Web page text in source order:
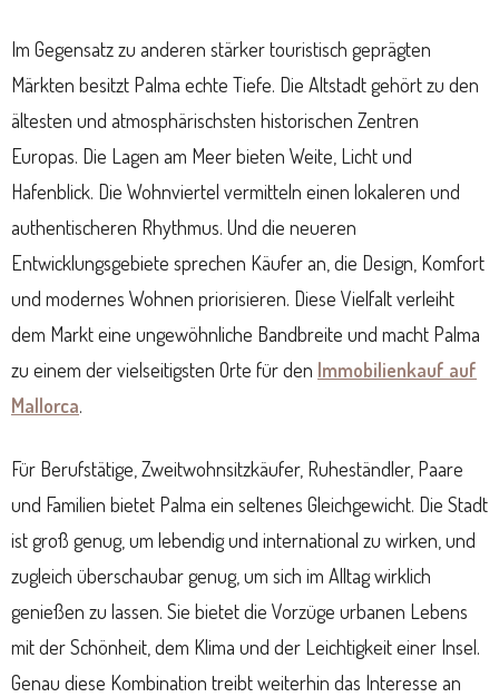
Im Gegensatz zu anderen stärker touristisch geprägten
Märkten besitzt Palma echte Tiefe. Die Altstadt gehört zu den
ältesten und atmosphärischsten historischen Zentren
Europas. Die Lagen am Meer bieten Weite, Licht und
Hafenblick. Die Wohnviertel vermitteln einen lokaleren und
authentischeren Rhythmus. Und die neueren
Entwicklungsgebiete sprechen Käufer an, die Design, Komfort
und modernes Wohnen priorisieren. Diese Vielfalt verleiht
dem Markt eine ungewöhnliche Bandbreite und macht Palma
zu einem der vielseitigsten Orte für den Immobilienkauf auf
Mallorca.
Für Berufstätige, Zweitwohnsitzkäufer, Ruheständler, Paare
und Familien bietet Palma ein seltenes Gleichgewicht. Die Stadt
ist groß genug, um lebendig und international zu wirken, und
zugleich überschaubar genug, um sich im Alltag wirklich
genießen zu lassen. Sie bietet die Vorzüge urbanen Lebens
mit der Schönheit, dem Klima und der Leichtigkeit einer Insel.
Genau diese Kombination treibt weiterhin das Interesse an